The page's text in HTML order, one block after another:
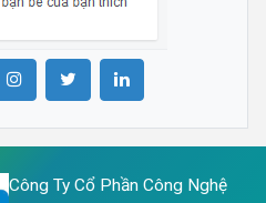
Công Ty Cổ Phần Công Nghệ